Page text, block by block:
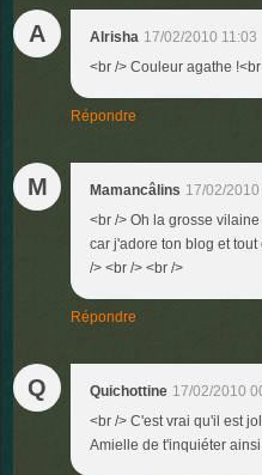
A Alrisha 17/02/2010 11:03
<br /> Couleur agathe
Répondre
M Mamancâlins 17/02/
<br /> Oh la grosse
car j'adore ton blog et
/> <br /> <br />
Répondre
Q Quichottine 17/02/2010
<br /> C'est vrai qu'il est
Amielle de t'inquiéter